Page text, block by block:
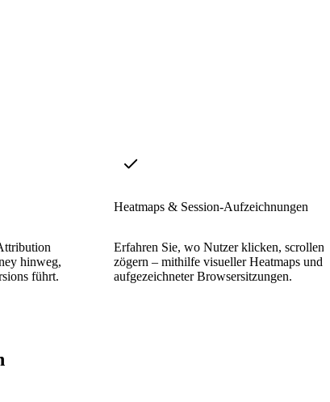
hinweg,
führt.
Heatmaps & Session-Aufzeichnungen
Erfahren Sie, wo Nutzer klicken, scrollen
zögern – mithilfe visueller Heatmaps und
aufgezeichneter Browsersitzungen.